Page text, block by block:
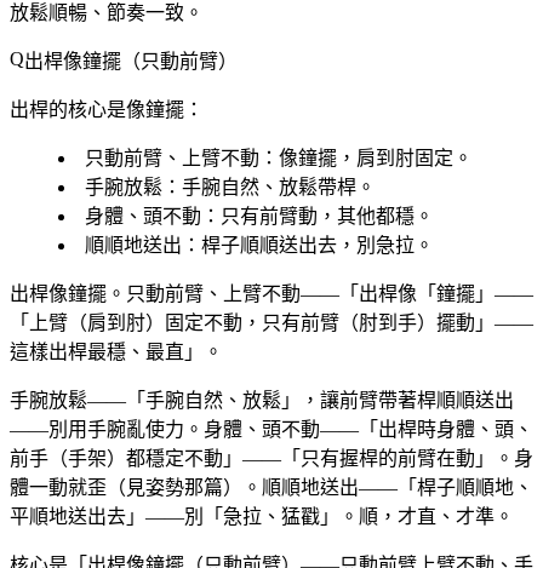
放鬆順暢、節奏一致。
出桿像鐘擺（只動前臂）
出桿的核心是像鐘擺：
只動前臂、上臂不動 ：像鐘擺，肩到肘固定。
手腕放鬆 ：手腕自然、放鬆帶桿。
身體、頭不動 ：只有前臂動，其他都穩。
順順地送出 ：桿子順順送出去，別急拉。
出桿像鐘擺。只動前臂、上臂不動——「出桿像「鐘擺」——
「上臂（肩到肘）固定不動，只有前臂（肘到手）擺動」——
這樣出桿最穩、最直」。
手腕放鬆——「手腕自然、放鬆」，讓前臂帶著桿順順送出
——別用手腕亂使力。身體、頭不動——「出桿時身體、頭、
前手（手架）都穩定不動」——「只有握桿的前臂在動」。身
體一動就歪（見姿勢那篇）。順順地送出——「桿子順順地、
平順地送出去」——別「急拉、猛戳」。順，才直、才準。